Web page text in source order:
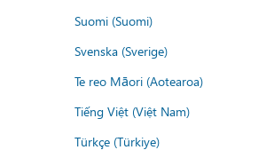
Suomi (Suomi)
Svenska (Sverige)
Te reo Māori (Aotearoa)
Tiếng Việt (Việt Nam)
Türkçe (Türkiye)